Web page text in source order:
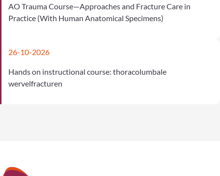
AO Trauma Course—Approaches and Fracture Care in
Practice (With Human Anatomical Specimens)
26-10-2026
Hands on instructional course: thoracolumbale
wervelfracturen